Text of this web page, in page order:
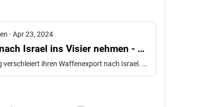
· Apr 23, 2024
Waffenexport nach Israel ins Visier nehmen - Sozialismus von unten
Die Bundesregierung verschleiert ihren Waffenexport nach Israel. Jacqueline Andres von "Shut Elbit Down Deutschland" schlüsselt ihn auf